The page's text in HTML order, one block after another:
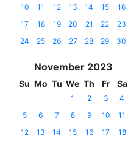
10 11 12 13 14 15
16
17
18 19 20 21 22
23
24
25 26 27 28 29 30
November 2023
Su Mo Tu We Th Fr Sa
1 2 3
4
5
6 7 8 9 10
11
12
13 14 15 16 17
18